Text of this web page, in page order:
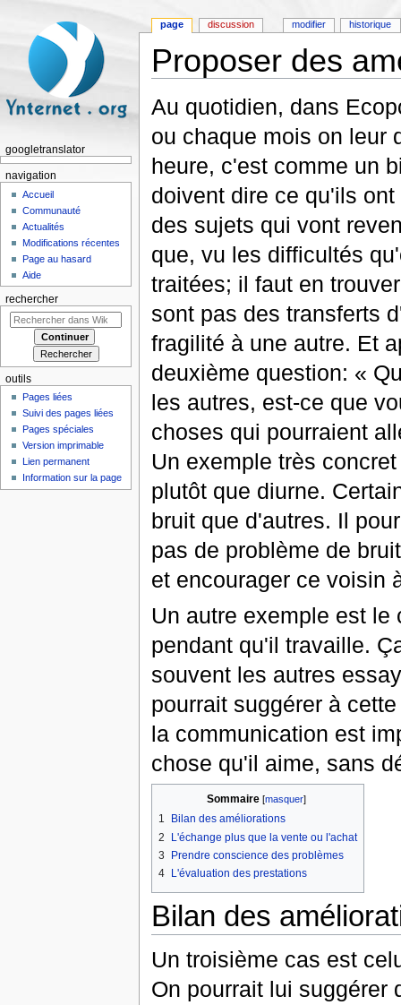
Proposer des
Au quotidien, dans
ou chaque mois on leur
heure, c'est comme un
doivent dire ce qu'ils
des sujets qui vont
que, vu les difficultés
traitées; il faut en
sont pas des transferts
fragilité à une autre. Et
deuxième question: «
les autres, est-ce que
choses qui pourraient
Un exemple très
plutôt que diurne.
bruit que d'autres. Il
pas de problème de
et encourager ce voisin
Un autre exemple est
pendant qu'il travaille.
souvent les autres
pourrait suggérer à
la communication est
chose qu'il aime, sans
Sommaire[masquer]
1
Bilan des améliorations
2
L'échange plus que la vente ou l'achat
3
Prendre conscience des problèmes
4
L'évaluation des prestations
Bilan des
Un troisième cas est
On pourrait lui suggérer
page discussion modifier historique
googletranslator
navigation
Accueil
Communauté
Actualités
Modifications récentes
Page au hasard
Aide
rechercher
outils
Pages liées
Suivi des pages liées
Pages spéciales
Version imprimable
Lien permanent
Information sur la page